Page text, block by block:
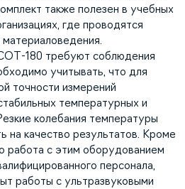
также полезен в учебных
где проводятся
180 требуют соблюдения
учитывать, что для
точности измерений
температурных и
колебания температуры
на качество результатов. Кроме
работа с этим оборудованием
персонала,
работы с ультразвуковыми